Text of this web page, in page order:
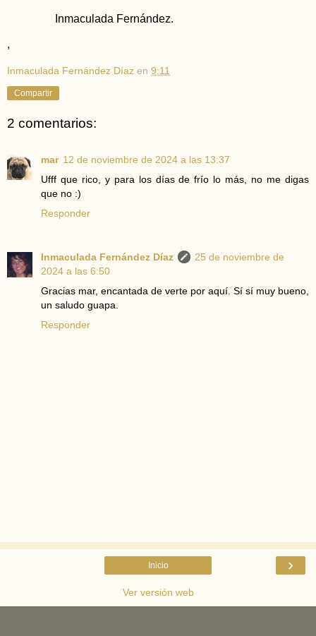
Inmaculada Fernández.
,
Inmaculada Fernández Díaz en 9:11
Compartir
2 comentarios:
mar 12 de noviembre de 2024 a las 13:37
Ufff que rico, y para los días de frío lo más, no me digas
que no :)
Responder
Inmaculada Fernández Díaz
25 de noviembre de
2024 a las 6:50
Gracias mar, encantada de verte por aquí. Sí sí muy bueno,
un saludo guapa.
Responder
›
Inicio
Ver versión web